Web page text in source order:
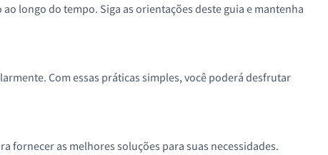
longo do tempo. Siga as orientações deste guia e mantenha
Com essas práticas simples, você poderá desfrutar
fornecer as melhores soluções para suas necessidades.